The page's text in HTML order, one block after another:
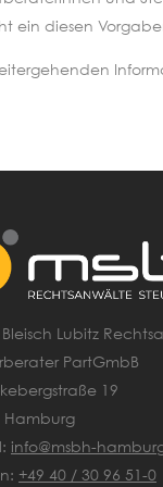
ein diesen
Bleisch Lubitz
PartGmbB
19
Hamburg
info@msbh-
+49 40 / 30 96 51-0